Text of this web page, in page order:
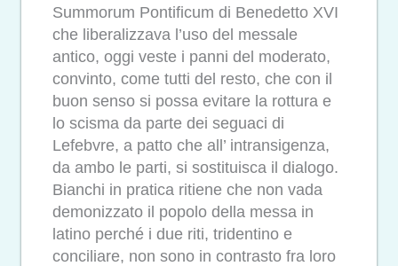
Summorum Pontificum di Benedetto XVI
che liberalizzava l’uso del messale
antico, oggi veste i panni del moderato,
convinto, come tutti del resto, che con il
buon senso si possa evitare la rottura e
lo scisma da parte dei seguaci di
Lefebvre, a patto che all’ intransigenza,
da ambo le parti, si sostituisca il dialogo.
Bianchi in pratica ritiene che non vada
demonizzato il popolo della messa in
latino perché i due riti, tridentino e
conciliare, non sono in contrasto fra loro